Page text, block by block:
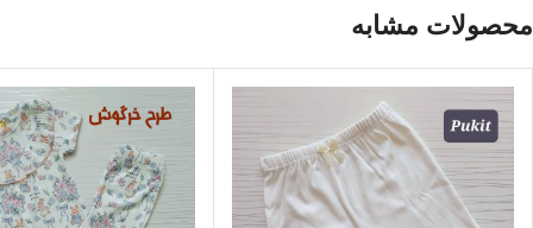
محصولات مشابه